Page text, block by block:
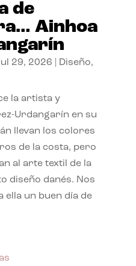
de
Ainhoa
29, 2026 Diseño,
la artista y
Urdangarín en su
llevan los colores
de la costa, pero
al arte textil de la
diseño danés. Nos
ella un buen día de